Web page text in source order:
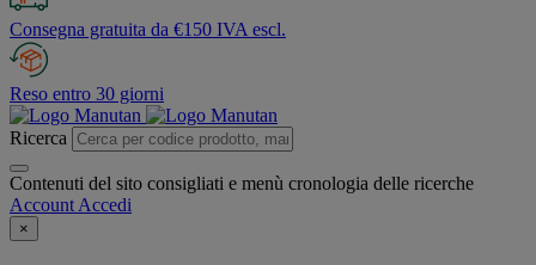
Consegna gratuita da €150 IVA escl.
Reso entro 30 giorni
Ricerca
Contenuti del sito consigliati e menù cronologia delle ricerche
Account Accedi
×